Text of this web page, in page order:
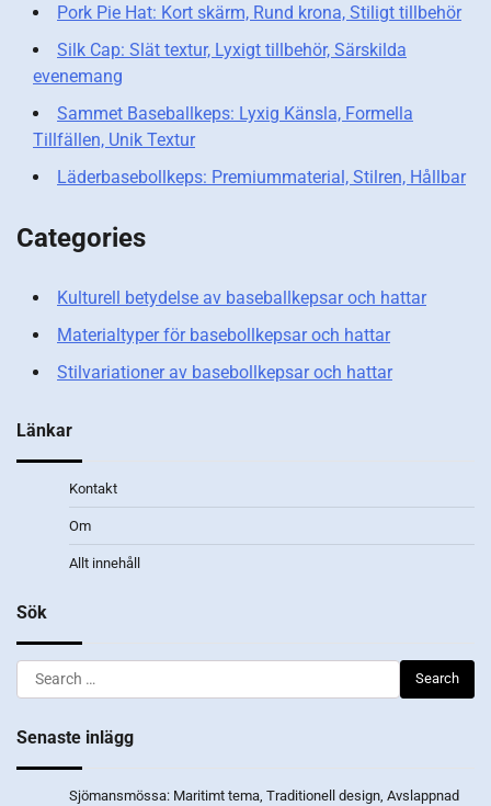
Pork Pie Hat: Kort skärm, Rund krona, Stiligt tillbehör
Silk Cap: Slät textur, Lyxigt tillbehör, Särskilda
evenemang
Sammet Baseballkeps: Lyxig Känsla, Formella
Tillfällen, Unik Textur
Läderbasebollkeps: Premiummaterial, Stilren, Hållbar
Categories
Kulturell betydelse av baseballkepsar och hattar
Materialtyper för basebollkepsar och hattar
Stilvariationer av basebollkepsar och hattar
Länkar
Kontakt
Om
Allt innehåll
Sök
Search
for:
Senaste inlägg
Sjömansmössa: Maritimt tema, Traditionell design, Avslappnad